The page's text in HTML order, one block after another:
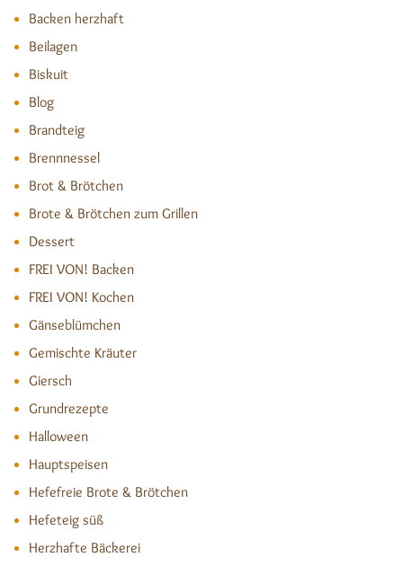
Backen herzhaft
Beilagen
Biskuit
Blog
Brandteig
Brennnessel
Brot & Brötchen
Brote & Brötchen zum Grillen
Dessert
FREI VON! Backen
FREI VON! Kochen
Gänseblümchen
Gemischte Kräuter
Giersch
Grundrezepte
Halloween
Hauptspeisen
Hefefreie Brote & Brötchen
Hefeteig süß
Herzhafte Bäckerei